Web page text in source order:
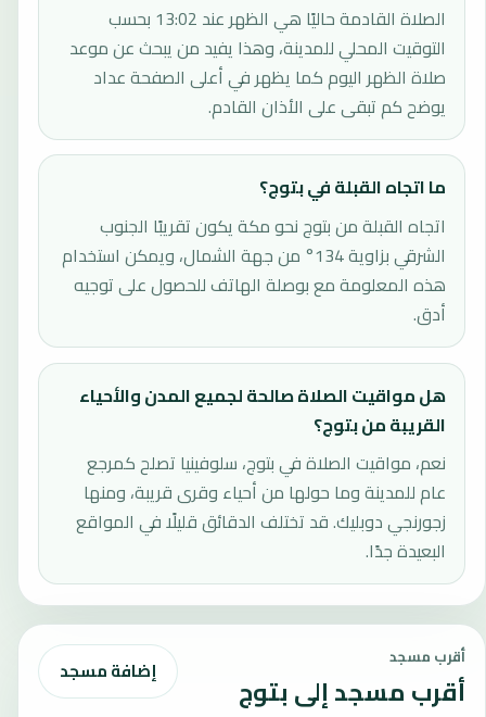
الصلاة القادمة حاليًا هي الظهر عند 13:02 بحسب
التوقيت المحلي للمدينة، وهذا يفيد من يبحث عن موعد
صلاة الظهر اليوم كما يظهر في أعلى الصفحة عداد
يوضح كم تبقى على الأذان القادم.
ما اتجاه القبلة في بتوج؟
اتجاه القبلة من بتوج نحو مكة يكون تقريبًا الجنوب
الشرقي بزاوية 134° من جهة الشمال، ويمكن استخدام
هذه المعلومة مع بوصلة الهاتف للحصول على توجيه
أدق.
هل مواقيت الصلاة صالحة لجميع المدن والأحياء
القريبة من بتوج؟
نعم، مواقيت الصلاة في بتوج، سلوفينيا تصلح كمرجع
عام للمدينة وما حولها من أحياء وقرى قريبة، ومنها
زجورنجي دوبليك. قد تختلف الدقائق قليلًا في المواقع
البعيدة جدًا.
أقرب مسجد
أقرب مسجد إلى بتوج إضافة مسجد